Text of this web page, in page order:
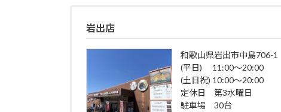
岩出店
和歌山県岩出市中島706-1
(平日) 11:00～20:00
(土日祝) 10:00～20:00
定休日 第3水曜日
駐車場 30台